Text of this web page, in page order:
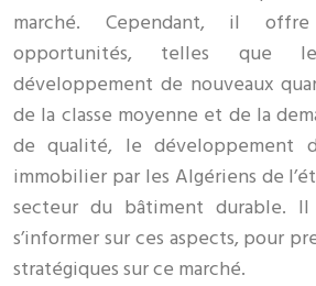
marché. Cependant, il
opportunités, telles que
développement de nouveaux
de la classe moyenne et de la
de qualité, le développement
immobilier par les Algériens de
secteur du bâtiment durable.
s’informer sur ces aspects, pour
stratégiques sur ce marché.